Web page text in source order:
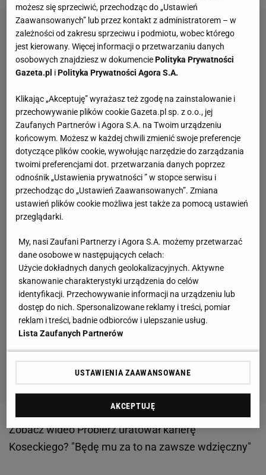
Zobacz wideoProbierz uratował karierę
Koseckiego? "Będę mu za to na zawsze wdzięczny"
możesz się sprzeciwić, przechodząc do „Ustawień
Zaawansowanych” lub przez kontakt z administratorem – w
zależności od zakresu sprzeciwu i podmiotu, wobec którego
jest kierowany. Więcej informacji o przetwarzaniu danych
osobowych znajdziesz w dokumenciePolityka Prywatności
Gazeta.pl iPolityka Prywatności Agora S.A.
Klikając „Akceptuję” wyrażasz też zgodę na zainstalowanie i
przechowywanie plików cookie Gazeta.pl sp. z o.o., jej
Zaufanych Partnerów i Agora S.A. na Twoim urządzeniu
końcowym. Możesz w każdej chwili zmienić swoje preferencje
dotyczące plików cookie, wywołując narzędzie do zarządzania
twoimi preferencjami dot. przetwarzania danych poprzez
odnośnik „Ustawienia prywatności ” w stopce serwisu i
przechodząc do „Ustawień Zaawansowanych”. Zmiana
ustawień plików cookie możliwa jest także za pomocą ustawień
przeglądarki.
My, nasi Zaufani Partnerzy i Agora S.A. możemy przetwarzać
dane osobowe w następujących celach:
Użycie dokładnych danych geolokalizacyjnych. Aktywne
skanowanie charakterystyki urządzenia do celów
identyfikacji. Przechowywanie informacji na urządzeniu lub
dostęp do nich. Spersonalizowane reklamy i treści, pomiar
reklam i treści, badnie odbiorców i ulepszanie usług.
Lista Zaufanych Partnerów
USTAWIENIA ZAAWANSOWANE
AKCEPTUJĘ